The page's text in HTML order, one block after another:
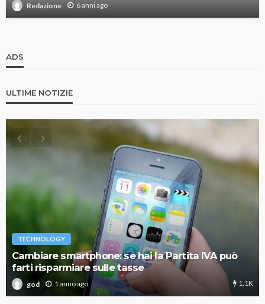
Redazione 6 anni ago
ADS
ULTIME NOTIZIE
TECHNOLOGY
Cambiare smartphone: se hai la Partita IVA può
farti risparmiare sulle tasse
god 1 anno ago 1.1K